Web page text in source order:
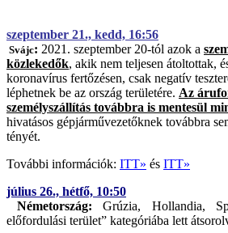
szeptember 21., kedd, 16:56
Svájc: 2021. szeptember 20-tól azok a
közlekedők, akik nem teljesen átoltottak,
koronavírus fertőzésen, csak negatív
léphetnek be az ország területére. Az
személyszállítás továbbra is mentesül
hivatásos gépjárművezetőknek továbbra
tényét.
További információk: ITT» és ITT»
július 26., hétfő, 10:50
Németország: Grúzia, Hollandia,
előfordulási terület” kategóriába lett